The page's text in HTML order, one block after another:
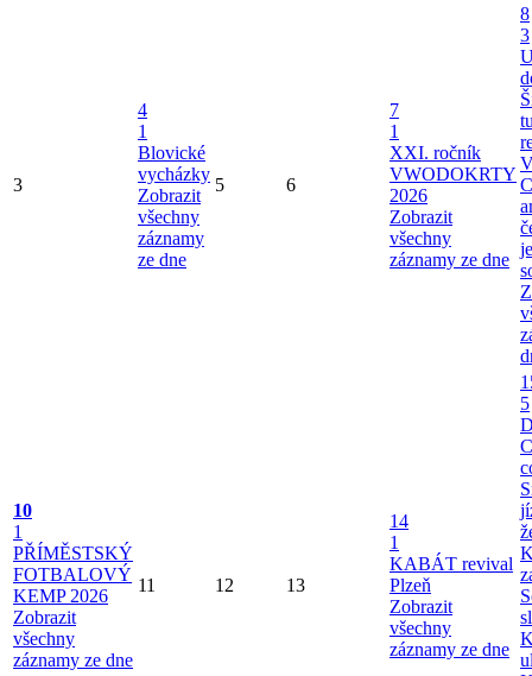
3
4
1
Blovické
vycházky
Zobrazit
všechny
záznamy
ze dne
5 6
7
1
XXI. ročník
VWODOKRTY
2026
Zobrazit
všechny
záznamy ze dne
8
3
10
1
PŘÍMĚSTSKÝ
FOTBALOVÝ
KEMP 2026
Zobrazit
všechny
záznamy ze dne
11 12 13
14
1
KABÁT revival
Plzeň
Zobrazit
všechny
záznamy ze dne
5